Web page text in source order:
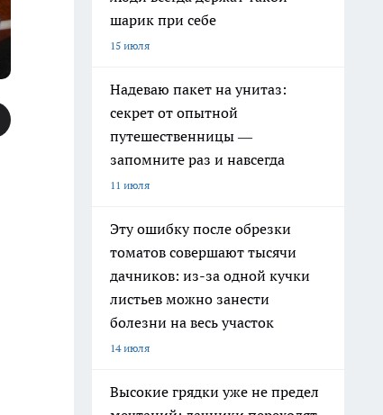
шарик при себе
15 июля
Надеваю пакет на унитаз:
секрет от опытной
путешественницы —
запомните раз и навсегда
11 июля
Эту ошибку после обрезки
томатов совершают тысячи
дачников: из-за одной кучки
листьев можно занести
болезни на весь участок
14 июля
Высокие грядки уже не предел